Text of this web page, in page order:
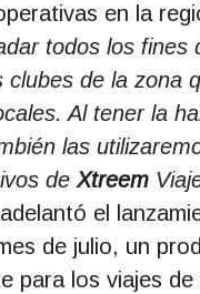
en la
todos los fines
clubes de la zona
Al tener la
las
de Xtreem
el
de julio, un
para los viajes